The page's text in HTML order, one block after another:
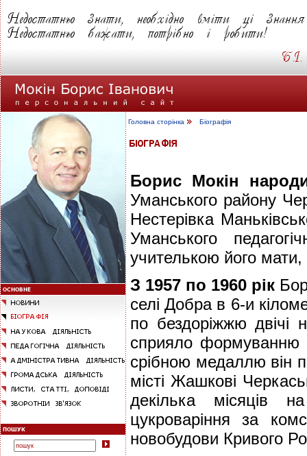
Головна сторінка Біографія
Борис Мокін
Уманського району
Нестерівка
Уманського
учителькою його мати,
З 1957 по 1960 рік
селі Добра в 6-и
по бездоріжжю
сприяло формуванню
срібною медаллю він
місті Жашкові
декілька місяців
цукроваріння за
новобудови Кривого